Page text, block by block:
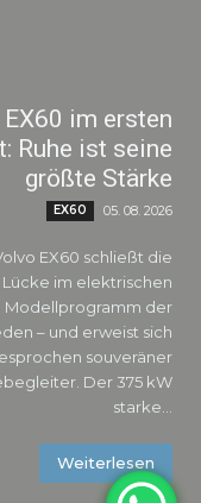
im ersten
Ruhe ist seine
größte Stärke
EX60 05. 08. 2026
EX60 schließt die
im elektrischen
Modellprogramm der
– und erweist sich
souveräner
Der 375 kW
starke...
Weiterlesen